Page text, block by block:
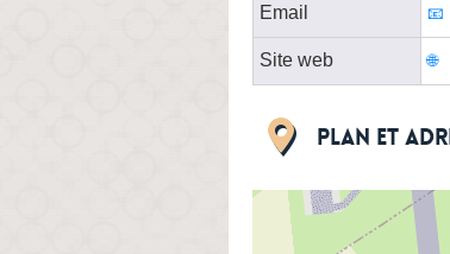
Email
Site web
Plan et